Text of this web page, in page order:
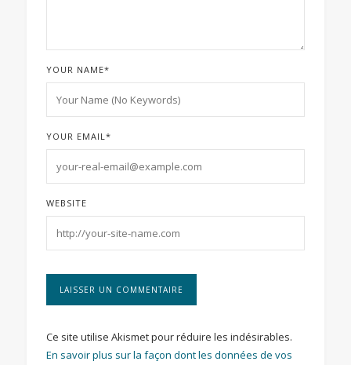
YOUR NAME*
YOUR EMAIL*
WEBSITE
Ce site utilise Akismet pour réduire les indésirables.
En savoir plus sur la façon dont les données de vos